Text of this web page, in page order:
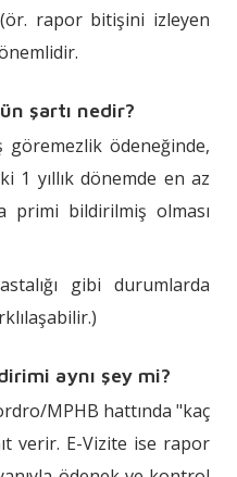
rapor bitişini izleyen
şartı nedir?
göremezlik ödeneğinde,
1 yıllık dönemde en az
primi bildirilmiş olması
gibi durumlarda
aynı şey mi?
MPHB hattında "kaç
verir. E-Vizite ise rapor